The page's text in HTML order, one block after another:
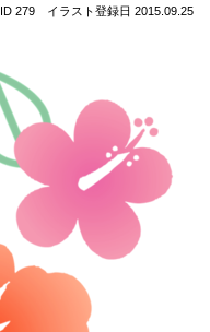
ID 279 イラスト登録日 2015.09.25